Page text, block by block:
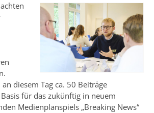
diesem Tag ca. 50 Beiträge
für das zukünftig in neuem
Medienplanspiels „Breaking News“